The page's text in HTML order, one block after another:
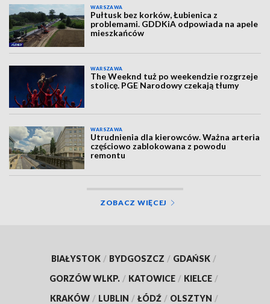
WARSZAWA
Pułtusk bez korków, Łubienica z
problemami. GDDKiA odpowiada na apele
mieszkańców
WARSZAWA
The Weeknd tuż po weekendzie rozgrzeje
stolicę. PGE Narodowy czekają tłumy
WARSZAWA
Utrudnienia dla kierowców. Ważna arteria
częściowo zablokowana z powodu
remontu
ZOBACZ WIĘCEJ
BIAŁYSTOK / BYDGOSZCZ / GDAŃSK /
GORZÓW WLKP. / KATOWICE / KIELCE /
KRAKÓW / LUBLIN / ŁÓDŹ / OLSZTYN /